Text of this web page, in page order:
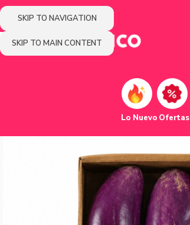
SKIP TO NAVIGATION
SKIP TO MAIN CONTENT
Lo Nuevo Ofertas